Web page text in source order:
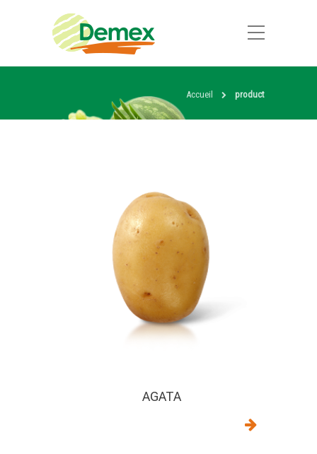
Accueil product
AGATA